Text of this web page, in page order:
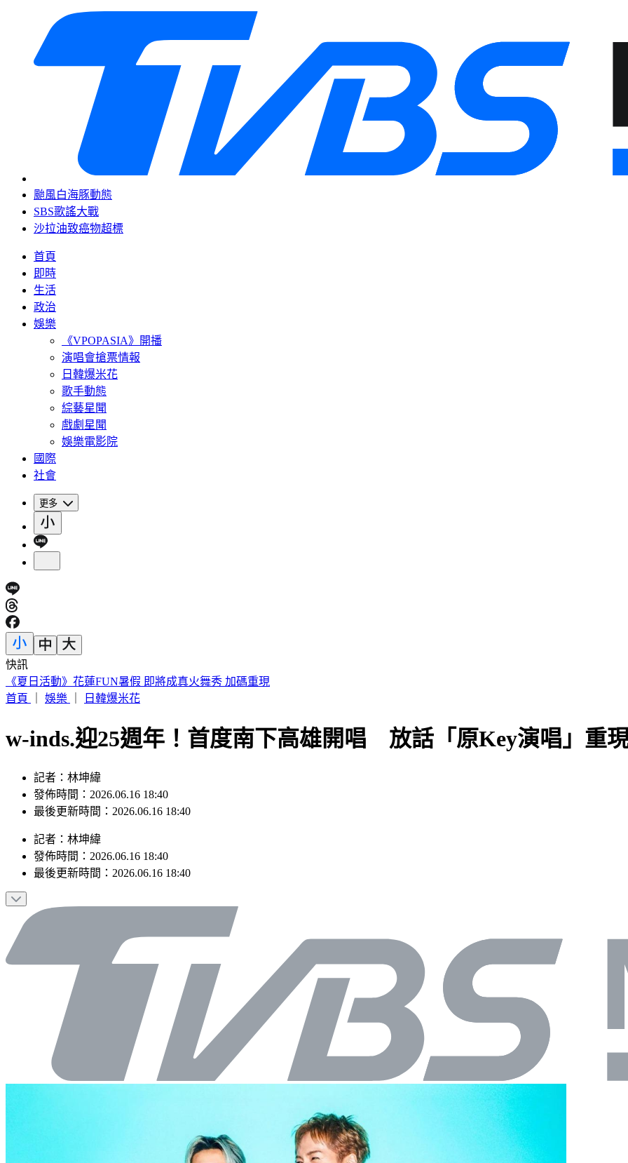
颱風白海豚動態
SBS歌謠大戰
沙拉油致癌物超標
首頁
即時
生活
政治
娛樂
《VPOPASIA》開播
演唱會搶票情報
日韓爆米花
歌手動態
綜藝星聞
戲劇星聞
娛樂電影院
國際
社會
更多
快訊
包租代管龍頭爆掏空7億！兆基集團創辦人李建成收押禁見
首頁
娛樂 日韓爆米花
w-inds.迎25週年！首度南下高雄開唱 放話「原Key演唱」重
記者：林坤緯
發佈時間：2026.06.16 18:40
最後更新時間：2026.06.16 18:40
記者 ： 林坤緯
發佈時間： 2026.06.16 18:40
最後更新時間： 2026.06.16 18:40